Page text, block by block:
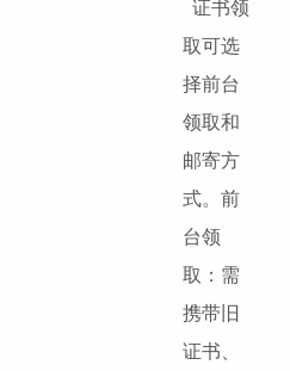
证书领
取可选
择前台
领取和
邮寄方
式。前
台领
取：需
携带旧
证书、